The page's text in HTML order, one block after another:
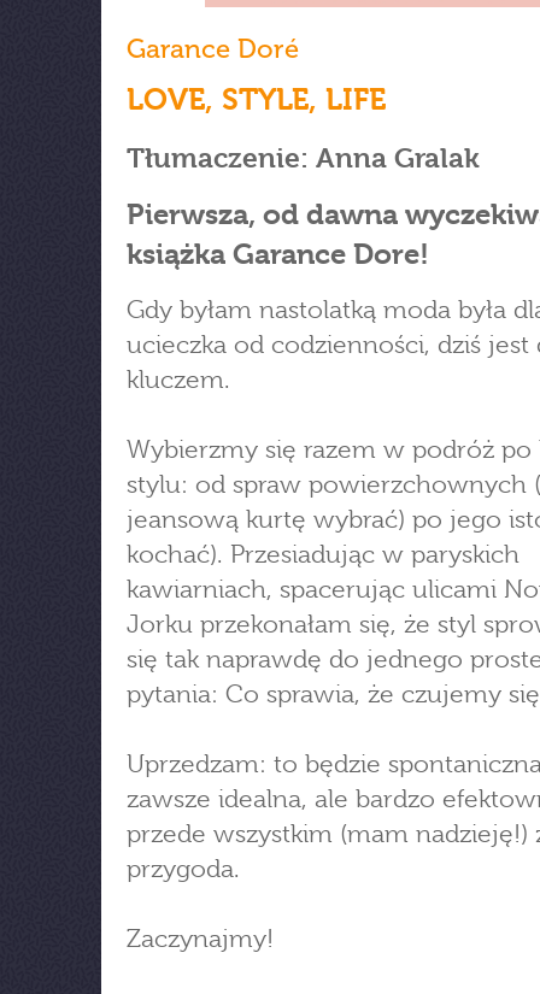
Garance Doré
LOVE, STYLE, LIFE
Tłumaczenie: Anna Gralak
Pierwsza, od dawna
książka Garance Dore!
Gdy byłam nastolatką moda była
ucieczka od codzienności, dziś jest
kluczem.
Wybierzmy się razem w podróż po
stylu: od spraw powierzchownych
jeansową kurtę wybrać) po jego
kochać). Przesiadując w paryskich
kawiarniach, spacerując ulicami
Jorku przekonałam się, że styl
się tak naprawdę do jednego
pytania: Co sprawia, że czujemy
Uprzedzam: to będzie
zawsze idealna, ale bardzo
przede wszystkim (mam nadzieję!)
przygoda.
Zaczynajmy!